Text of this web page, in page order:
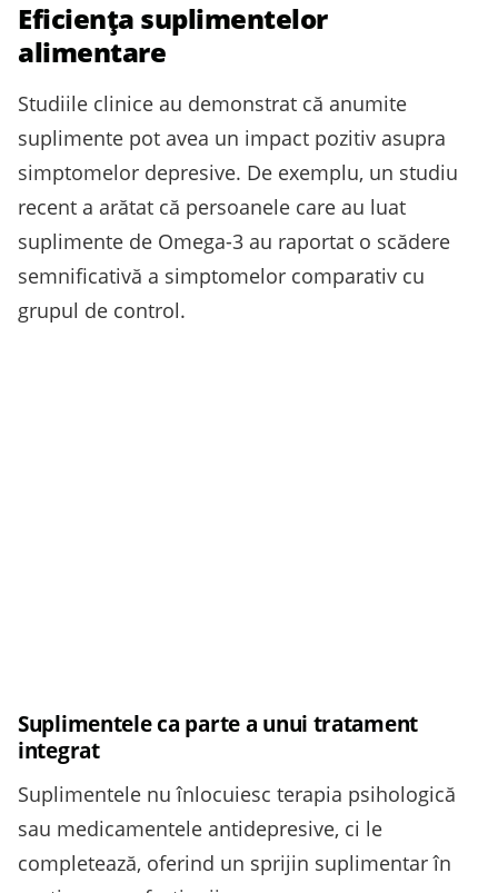
Eficiența suplimentelor
alimentare
Studiile clinice au demonstrat că anumite
suplimente pot avea un impact pozitiv asupra
simptomelor depresive. De exemplu, un studiu
recent a arătat că persoanele care au luat
suplimente de Omega-3 au raportat o scădere
semnificativă a simptomelor comparativ cu
grupul de control.
Suplimentele ca parte a unui tratament
integrat
Suplimentele nu înlocuiesc terapia psihologică
sau medicamentele antidepresive, ci le
completează, oferind un sprijin suplimentar în